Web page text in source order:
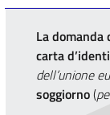
La
carta
dell’unione
soggiorno(